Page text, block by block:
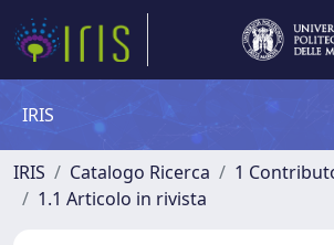
IRIS
IRIS Catalogo Ricerca
1
1.1 Articolo in rivista